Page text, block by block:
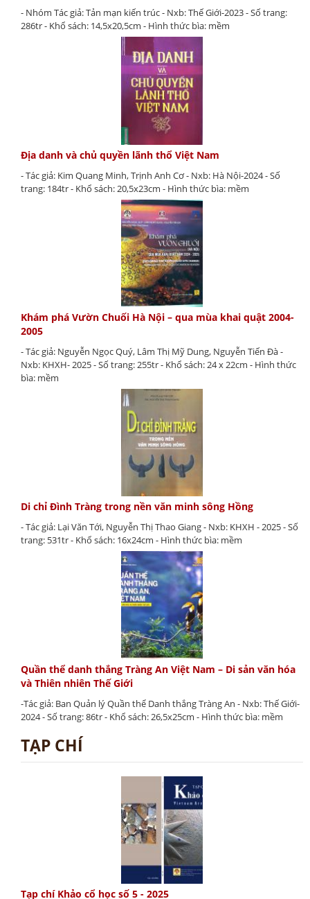
- Nhóm Tác giả: Tản mạn kiến trúc - Nxb: Thế Giới-2023 - Số trang:
286tr - Khổ sách: 14,5x20,5cm - Hình thức bìa: mềm
Địa danh và chủ quyền lãnh thổ Việt Nam
- Tác giả: Kim Quang Minh, Trịnh Anh Cơ - Nxb: Hà Nội-2024 - Số
trang: 184tr - Khổ sách: 20,5x23cm - Hình thức bìa: mềm
Khám phá Vườn Chuối Hà Nội – qua mùa khai quật 2004-
2005
- Tác giả: Nguyễn Ngọc Quý, Lâm Thị Mỹ Dung, Nguyễn Tiến Đà -
Nxb: KHXH- 2025 - Số trang: 255tr - Khổ sách: 24 x 22cm - Hình thức
bìa: mềm
Di chỉ Đình Tràng trong nền văn minh sông Hồng
- Tác giả: Lại Văn Tới, Nguyễn Thị Thao Giang - Nxb: KHXH - 2025 - Số
trang: 531tr - Khổ sách: 16x24cm - Hình thức bìa: mềm
Quần thể danh thắng Tràng An Việt Nam – Di sản văn hóa
và Thiên nhiên Thế Giới
-Tác giả: Ban Quản lý Quần thể Danh thắng Tràng An - Nxb: Thế Giới-
2024 - Số trang: 86tr - Khổ sách: 26,5x25cm - Hình thức bìa: mềm
TẠP CHÍ
Tạp chí Khảo cổ học số 5 - 2025